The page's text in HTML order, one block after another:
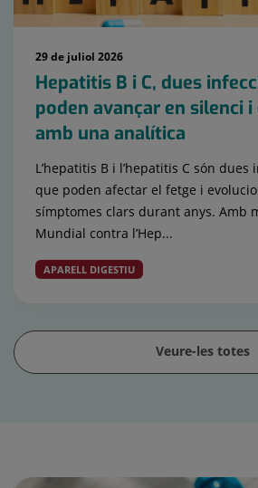
29 de juliol 2026
Hepatitis B i C, dues
poden avançar en silenci
amb una analítica
L’hepatitis B i l’hepatitis C són
que poden afectar el fetge i
símptomes clars durant anys. Amb
Mundial contra l’Hep...
APARELL DIGESTIU
Veure-les totes
15